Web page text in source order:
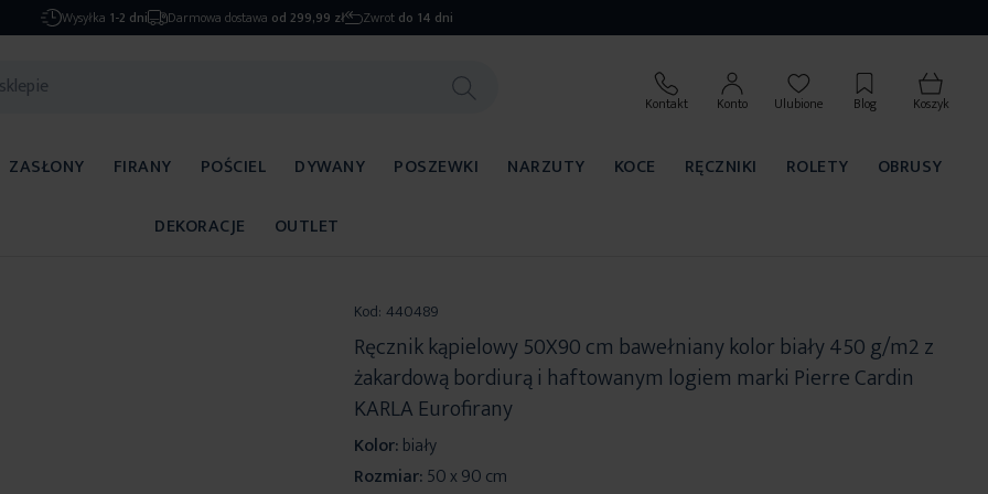
Wysyłka 1-2 dni Darmowa dostawa od 299,99 zł Zwrot do 14 dni
Kontakt Konto Ulubione Blog Koszyk
ZASŁONY FIRANY POŚCIEL DYWANY POSZEWKI NARZUTY KOCE RĘCZNIKI ROLETY
OBRUSY
DEKORACJE
OUTLET
Kod: 440489
Ręcznik kąpielowy 50X90 cm bawełniany kolor biały 450 g/m2 z
żakardową bordiurą i haftowanym logiem marki Pierre Cardin
KARLA Eurofirany
Kolor:biały
Rozmiar:50 x 90 cm